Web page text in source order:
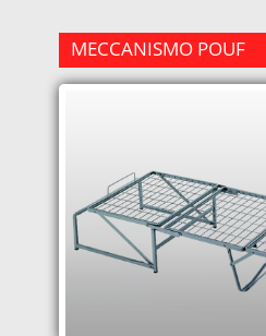
MECCANISMO POUF